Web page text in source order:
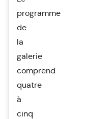
programme
de
la
galerie
comprend
quatre
à
cinq